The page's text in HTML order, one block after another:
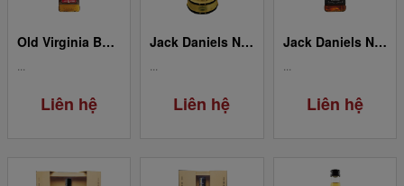
Old Virginia Bourbon Whisky 6YO
Liên hệ
Jack Daniels No.7 3.0L
Liên hệ
Jack Daniels No.7 1.5L
Liên hệ